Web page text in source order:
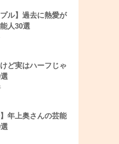
プル】過去に熱愛が
人30選
ど実はハーフじゃ
】年上奥さんの芸能